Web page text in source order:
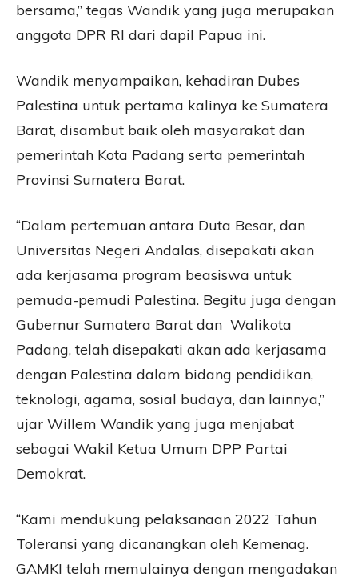
bersama,” tegas Wandik yang juga merupakan
anggota DPR RI dari dapil Papua ini.
Wandik menyampaikan, kehadiran Dubes
Palestina untuk pertama kalinya ke Sumatera
Barat, disambut baik oleh masyarakat dan
pemerintah Kota Padang serta pemerintah
Provinsi Sumatera Barat.
“Dalam pertemuan antara Duta Besar, dan
Universitas Negeri Andalas, disepakati akan
ada kerjasama program beasiswa untuk
pemuda-pemudi Palestina. Begitu juga dengan
Gubernur Sumatera Barat dan Walikota
Padang, telah disepakati akan ada kerjasama
dengan Palestina dalam bidang pendidikan,
teknologi, agama, sosial budaya, dan lainnya,”
ujar Willem Wandik yang juga menjabat
sebagai Wakil Ketua Umum DPP Partai
Demokrat.
“Kami mendukung pelaksanaan 2022 Tahun
Toleransi yang dicanangkan oleh Kemenag.
GAMKI telah memulainya dengan mengadakan